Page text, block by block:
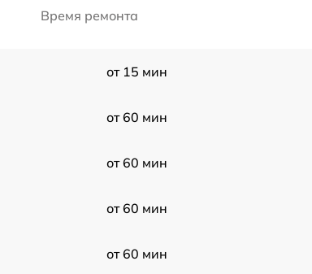
Время ремонта
от 15 мин
от 60 мин
от 60 мин
от 60 мин
от 60 мин